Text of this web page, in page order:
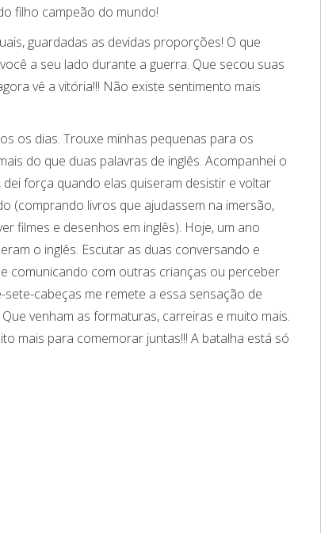
filho campeão do mundo!
guardadas as devidas proporções! O que
a seu lado durante a guerra. Que secou suas
vê a vitória!!! Não existe sentimento mais
os dias. Trouxe minhas pequenas para os
do que duas palavras de inglês. Acompanhei o
força quando elas quiseram desistir e voltar
(comprando livros que ajudassem na imersão,
filmes e desenhos em inglês). Hoje, um ano
o inglês. Escutar as duas conversando e
comunicando com outras crianças ou perceber
cabeças me remete a essa sensação de
venham as formaturas, carreiras e muito mais.
mais para comemorar juntas!!! A batalha está só